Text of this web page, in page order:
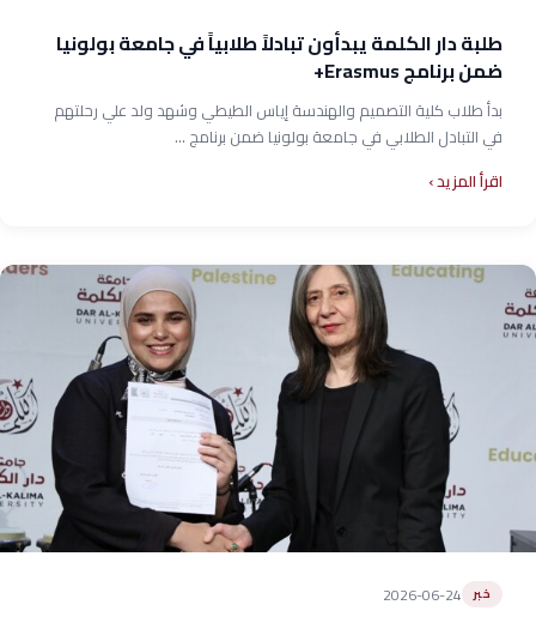
طلبة دار الكلمة يبدأون تبادلاً طلابياً في جامعة بولونيا
ضمن برنامج Erasmus+
بدأ طلاب كلية التصميم والهندسة إياس الطيطي وشهد ولد علي رحلتهم
في التبادل الطلابي في جامعة بولونيا ضمن برنامج ...
اقرأ المزيد
خبر 2026-06-24